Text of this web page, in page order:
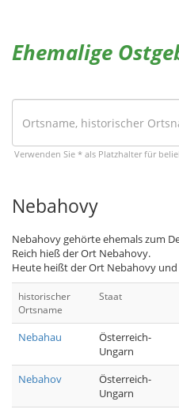
Ehemalige
Verwenden Sie * als Platzhalter für
Nebahovy
Nebahovy gehörte ehemals zum
Reich hieß der Ort Nebahovy.
Heute heißt der Ort Nebahovy
historischer
Ortsname
Staat
Nebahau
Österreich-
Ungarn
Nebahov
Österreich-
Ungarn